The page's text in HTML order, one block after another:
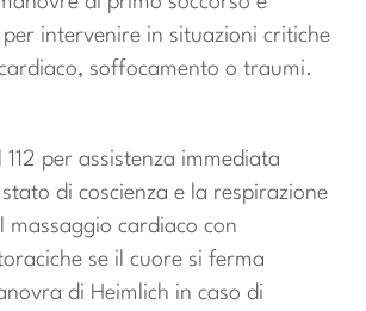
intervenire in situazioni critiche
soffocamento o traumi.
per assistenza immediata
di coscienza e la respirazione
cardiaco con
se il cuore si ferma
di Heimlich in caso di